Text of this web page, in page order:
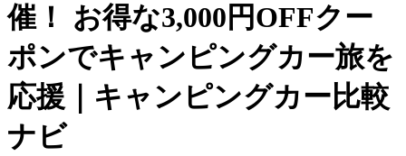
催！ お得な3,000円OFFクー
ポンでキャンピングカー旅を
応援｜キャンピングカー比較
ナビ